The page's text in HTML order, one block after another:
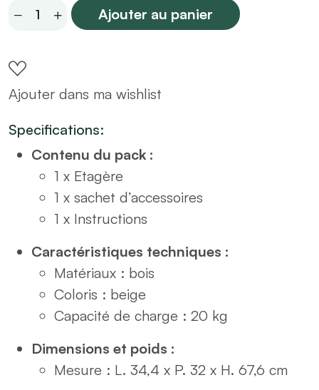
Etagère
2
cases
Ajouter au panier
Ajouter dans ma wishlist
Specifications:
Contenu du pack :
1 x Etagère
1 x sachet d’accessoires
1 x Instructions
Caractéristiques techniques :
Matériaux : bois
Coloris : beige
Capacité de charge : 20 kg
Dimensions et poids :
Mesure : L. 34,4 x P. 32 x H. 67,6 cm